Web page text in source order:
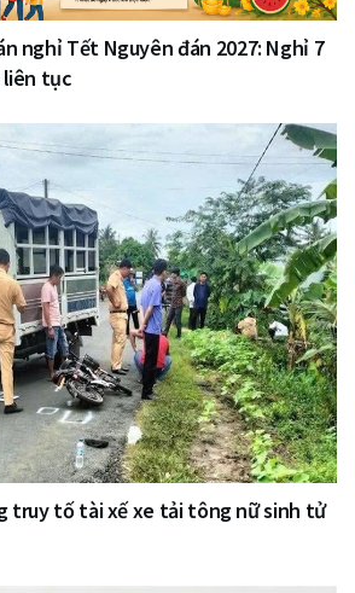
nghỉ Tết Nguyên đán 2027: Nghỉ 7
liên tục
truy tố tài xế xe tải tông nữ sinh tử